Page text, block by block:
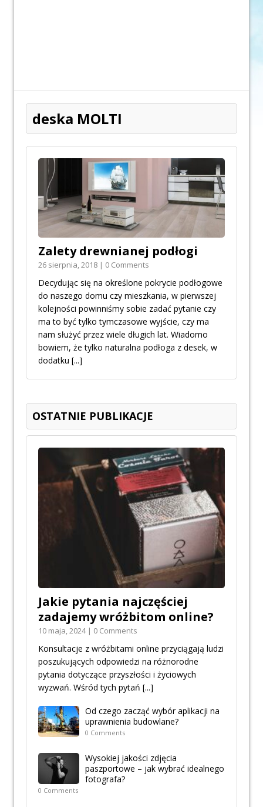
deska MOLTI
Zalety drewnianej podłogi
26 sierpnia, 2018 | 0 Comments
Decydując się na określone pokrycie podłogowe
do naszego domu czy mieszkania, w pierwszej
kolejności powinniśmy sobie zadać pytanie czy
ma to być tylko tymczasowe wyjście, czy ma
nam służyć przez wiele długich lat. Wiadomo
bowiem, że tylko naturalna podłoga z desek, w
dodatku [...]
OSTATNIE PUBLIKACJE
Jakie pytania najczęściej
zadajemy wróżbitom online?
10 maja, 2024 | 0 Comments
Konsultacje z wróżbitami online przyciągają ludzi
poszukujących odpowiedzi na różnorodne
pytania dotyczące przyszłości i życiowych
wyzwań. Wśród tych pytań [...]
Od czego zacząć wybór aplikacji na
uprawnienia budowlane?
0 Comments
Wysokiej jakości zdjęcia
paszportowe – jak wybrać idealnego
fotografa?
0 Comments